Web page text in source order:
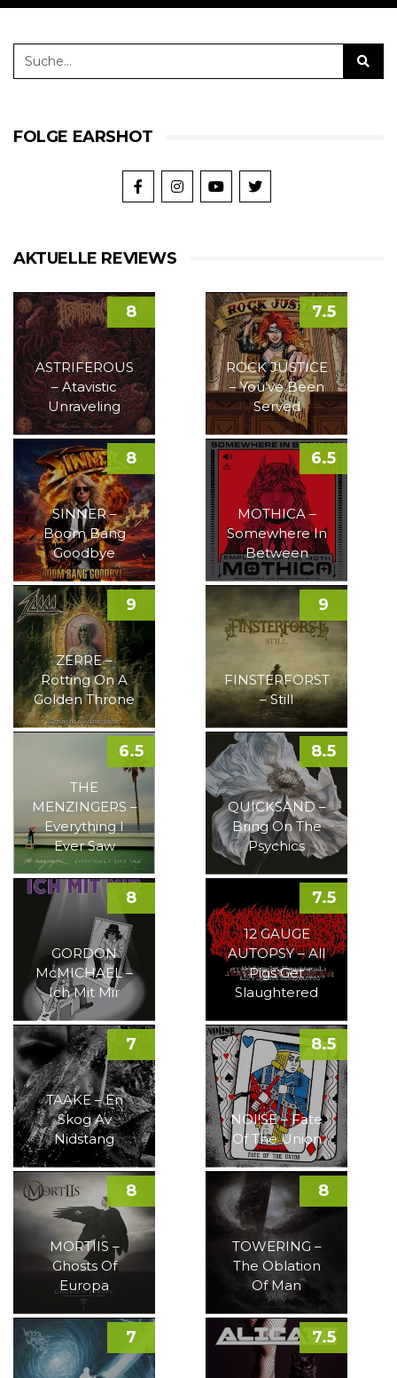
FOLGE EARSHOT
AKTUELLE REVIEWS
ASTRIFEROUS
– Atavistic
Unraveling
8
ROCK JUSTICE
– You’ve Been
Served
7.5
SINNER –
Boom Bang
Goodbye
8
MOTHICA –
Somewhere In
Between
6.5
ZERRE –
Rotting On A
Golden Throne
9
FINSTERFORST
– Still
9
THE
MENZINGERS –
Everything I
Ever Saw
6.5
QUICKSAND –
Bring On The
Psychics
8.5
GORDON
McMICHAEL –
Ich Mit Mir
8
12 GAUGE
AUTOPSY – All
Pigs Get
Slaughtered
7.5
TAAKE – En
Skog Av
Nidstang
7
NOI!SE – Fate
Of The Union
8.5
MORTIIS –
Ghosts Of
Europa
8
TOWERING –
The Oblation
Of Man
8
7 7.5